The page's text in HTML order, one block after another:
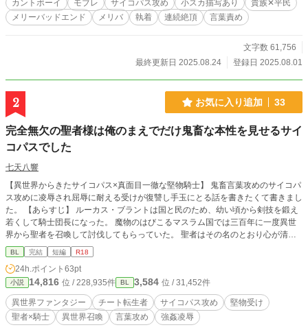
カントボーイ モブレ サイコパス攻め 小スカ描写あり
貴族✕平民
メリーバッドエンド
メリバ 執着 連続絶頂 言葉責め
文字数 61,756
最終更新日 2025.08.24
登録日 2025.08.01
2 お気に入り追加 33
完全無欠の聖者様は俺のまえでだけ鬼畜な本性を見せるサイ
コパスでした
七天八響
【異世界からきたサイコパス×真面目一徹な堅物騎士】 鬼畜言葉攻めのサイコパ
ス攻めに凌辱され屈辱に耐える受けが復讐し手玉にとる話を書きたくて書きまし
た。 【あらすじ】 ルーカス・ブラントは国と民のため、幼い頃から剣技を鍛え
若くして騎士団長になった。 魔物のはびこるマスラム国では三百年に一度異世
界から聖者を召喚して討伐してもらっていた。 聖者はその名のとおり心が清く
立派で人格者ばかりだった。このたび召喚されたキョースケに対しても、ルーカ
スは尊敬の念を抱いていた。そのはずが── 「気持ちいいなら素直にいいなよ。
あんたの悶え声、聞くだけで勃つくらいたまんない」 聖者はあろうことか、二
度殺しても足りないくらい最低なクソ野郎だった。 ぶちのめしたいのに魔物を
駆逐できるほどの強さを持つ聖者に対抗できない。キョースケはルーカス以外に
は完璧な聖者の仮面を被っていた。聖者の要望はすべて聞き届けるという法もあ
る。騎士団長としての責任から否とは言えず、ルーカスは二面性のあるクズに翻
BL 完結 短編 R18
24h.ポイント 63pt
小説 14,816 位 / 228,935件 BL 3,584 位 / 31,452件
異世界ファンタジー チート転生者 サイコパス攻め
堅物受け
聖者×騎士
異世界召喚 言葉攻め 強姦凌辱